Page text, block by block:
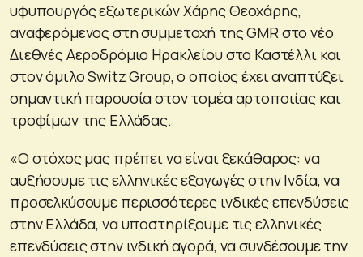
υφυπουργός εξωτερικών Χάρης Θεοχάρης,
αναφερόμενος στη συμμετοχή της GMR στο νέο
Διεθνές Αεροδρόμιο Ηρακλείου στο Καστέλλι και
στον όμιλο Switz Group, ο οποίος έχει αναπτύξει
σημαντική παρουσία στον τομέα αρτοποιίας και
τροφίμων της Ελλάδας.
«Ο στόχος μας πρέπει να είναι ξεκάθαρος: να
αυξήσουμε τις ελληνικές εξαγωγές στην Ινδία, να
προσελκύσουμε περισσότερες ινδικές επενδύσεις
στην Ελλάδα, να υποστηρίξουμε τις ελληνικές
επενδύσεις στην ινδική αγορά, να συνδέσουμε την